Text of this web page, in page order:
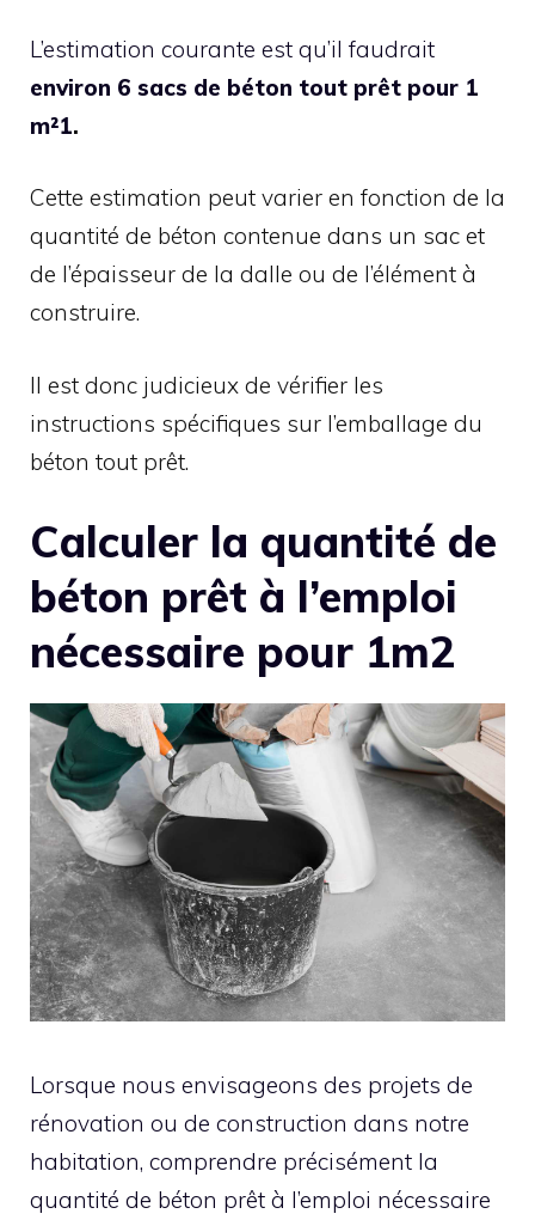
L’estimation courante est qu’il faudrait
environ 6 sacs de béton tout prêt pour 1
m²1.
Cette estimation peut varier en fonction de la
quantité de béton contenue dans un sac et
de l’épaisseur de la dalle ou de l’élément à
construire.
Il est donc judicieux de vérifier les
instructions spécifiques sur l’emballage du
béton tout prêt.
Calculer la quantité de
béton prêt à l’emploi
nécessaire pour 1m2
Lorsque nous envisageons des projets de
rénovation ou de construction dans notre
habitation, comprendre précisément la
quantité de béton prêt à l’emploi nécessaire